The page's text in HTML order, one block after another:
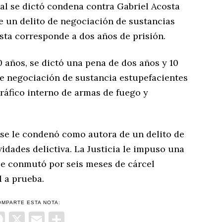
se dictó condena contra Gabriel Acosta
un delito de negociación de sustancias
corresponde a dos años de prisión.
años, se dictó una pena de dos años y 10
negociación de sustancia estupefacientes
interno de armas de fuego y
se le condenó como autora de un delito de
delictiva. La Justicia le impuso una
conmutó por seis meses de cárcel
a prueba.
ESTA NOTA: